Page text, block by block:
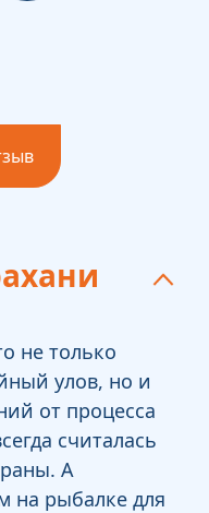
не только
улов, но и
от процесса
считалась
А
на рыбалке для